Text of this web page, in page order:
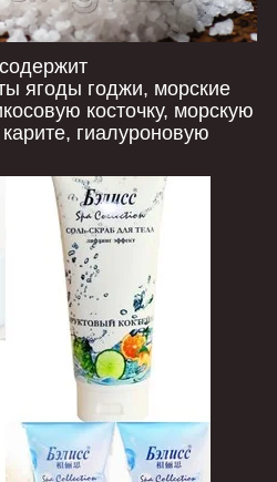
содержит
ягоды годжи, морские
косточку, морскую
гиалуроновую